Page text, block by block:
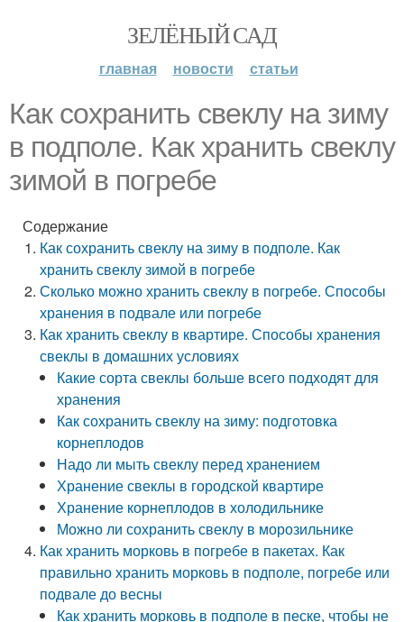
ЗЕЛЁНЫЙ САД
главная новости статьи
Как сохранить свеклу на зиму
в подполе. Как хранить свеклу
зимой в погребе
Содержание
Как сохранить свеклу на зиму в подполе. Как
хранить свеклу зимой в погребе
Сколько можно хранить свеклу в погребе. Способы
хранения в подвале или погребе
Как хранить свеклу в квартире. Способы хранения
свеклы в домашних условиях
Какие сорта свеклы больше всего подходят для
хранения
Как сохранить свеклу на зиму: подготовка
корнеплодов
Надо ли мыть свеклу перед хранением
Хранение свеклы в городской квартире
Хранение корнеплодов в холодильнике
Можно ли сохранить свеклу в морозильнике
Как хранить морковь в погребе в пакетах. Как
правильно хранить морковь в подполе, погребе или
подвале до весны
Как хранить морковь в подполе в песке, чтобы не